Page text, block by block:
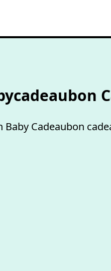
Baby Cadeaubon